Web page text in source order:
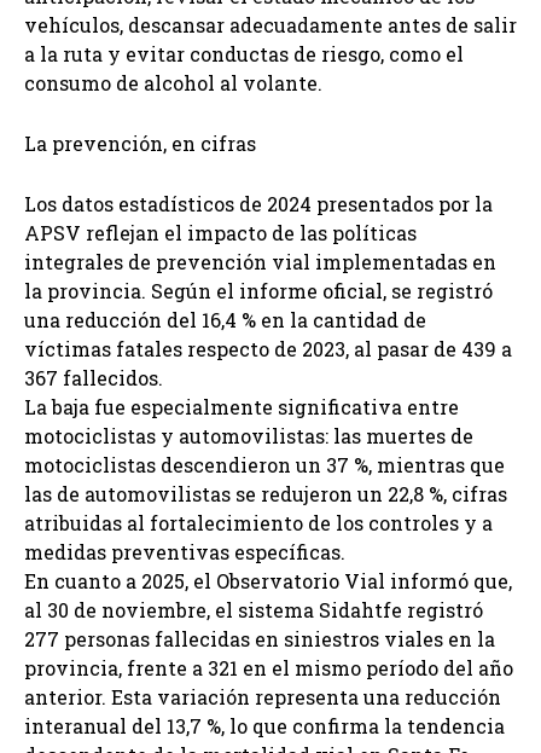
vehículos, descansar adecuadamente antes de salir
a la ruta y evitar conductas de riesgo, como el
consumo de alcohol al volante.
La prevención, en cifras
Los datos estadísticos de 2024 presentados por la
APSV reflejan el impacto de las políticas
integrales de prevención vial implementadas en
la provincia. Según el informe oficial, se registró
una reducción del 16,4 % en la cantidad de
víctimas fatales respecto de 2023, al pasar de 439 a
367 fallecidos.
La baja fue especialmente significativa entre
motociclistas y automovilistas: las muertes de
motociclistas descendieron un 37 %, mientras que
las de automovilistas se redujeron un 22,8 %, cifras
atribuidas al fortalecimiento de los controles y a
medidas preventivas específicas.
En cuanto a 2025, el Observatorio Vial informó que,
al 30 de noviembre, el sistema Sidahtfe registró
277 personas fallecidas en siniestros viales en la
provincia, frente a 321 en el mismo período del año
anterior. Esta variación representa una reducción
interanual del 13,7 %, lo que confirma la tendencia